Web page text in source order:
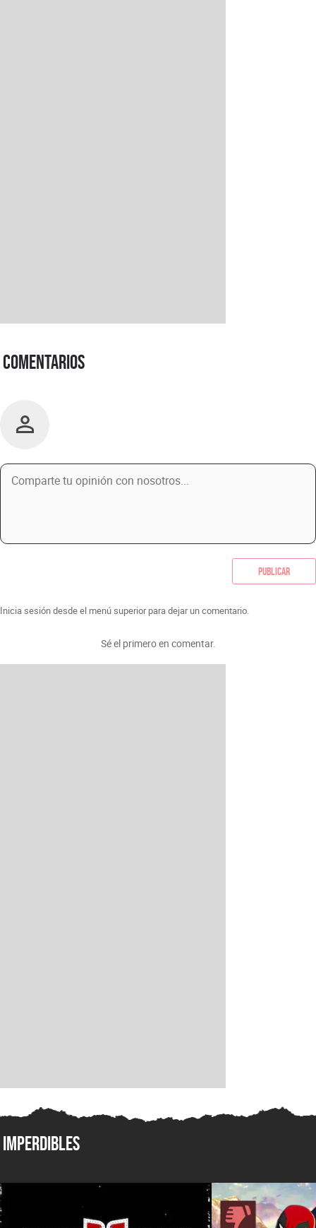
Comentarios
Publicar
Inicia sesión desde el menú superior para dejar un comentario.
Sé el primero en comentar.
Imperdibles